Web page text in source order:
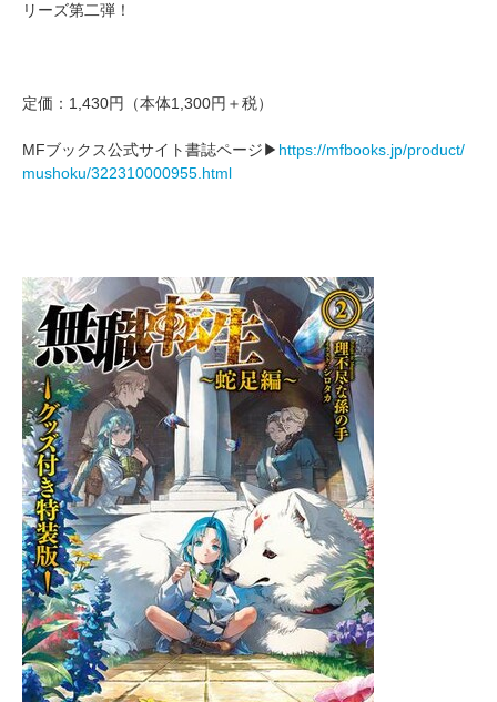
リーズ第二弾！
定価：1,430円（本体1,300円＋税）
MFブックス公式サイト書誌ページ▶ https://mfbooks.jp/product/
mushoku/322310000955.html